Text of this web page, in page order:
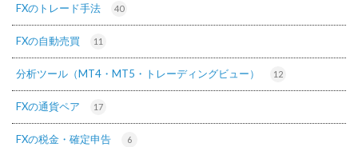
FXのトレード手法 40
FXの自動売買 11
分析ツール（MT4・MT5・トレーディングビュー） 12
FXの通貨ペア 17
FXの税金・確定申告 6